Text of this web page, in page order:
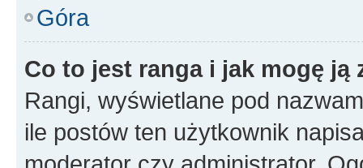
Góra
Co to jest ranga i jak mogę ją
Rangi, wyświetlane pod
ile postów ten użytkownik